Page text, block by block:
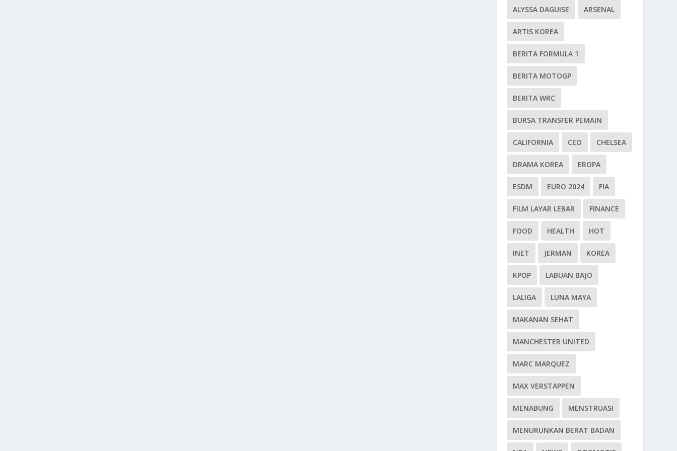
ALYSSA DAGUISE ARSENAL
ARTIS KOREA
BERITA FORMULA 1
BERITA MOTOGP
BERITA WRC
BURSA TRANSFER PEMAIN
CALIFORNIA CEO CHELSEA
DRAMA KOREA EROPA
ESDM EURO 2024 FIA
FILM LAYAR LEBAR FINANCE
FOOD HEALTH HOT
INET JERMAN KOREA
KPOP LABUAN BAJO
LALIGA LUNA MAYA
MAKANAN SEHAT
MANCHESTER UNITED
MARC MARQUEZ
MAX VERSTAPPEN
MENABUNG MENSTRUASI
MENURUNKAN BERAT BADAN